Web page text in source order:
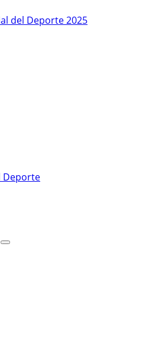
del Deporte 2025
Deporte